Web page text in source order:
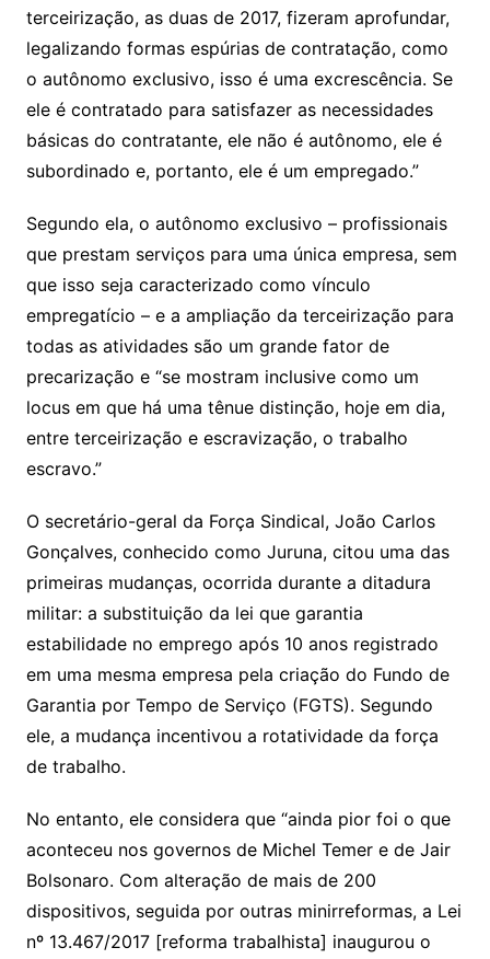
terceirização, as duas de 2017, fizeram aprofundar,
legalizando formas espúrias de contratação, como
o autônomo exclusivo, isso é uma excrescência. Se
ele é contratado para satisfazer as necessidades
básicas do contratante, ele não é autônomo, ele é
subordinado e, portanto, ele é um empregado.”
Segundo ela, o autônomo exclusivo – profissionais
que prestam serviços para uma única empresa, sem
que isso seja caracterizado como vínculo
empregatício – e a ampliação da terceirização para
todas as atividades são um grande fator de
precarização e “se mostram inclusive como um
locus em que há uma tênue distinção, hoje em dia,
entre terceirização e escravização, o trabalho
escravo.”
O secretário-geral da Força Sindical, João Carlos
Gonçalves, conhecido como Juruna, citou uma das
primeiras mudanças, ocorrida durante a ditadura
militar: a substituição da lei que garantia
estabilidade no emprego após 10 anos registrado
em uma mesma empresa pela criação do Fundo de
Garantia por Tempo de Serviço (FGTS). Segundo
ele, a mudança incentivou a rotatividade da força
de trabalho.
No entanto, ele considera que “ainda pior foi o que
aconteceu nos governos de Michel Temer e de Jair
Bolsonaro. Com alteração de mais de 200
dispositivos, seguida por outras minirreformas, a Lei
nº 13.467/2017 [reforma trabalhista] inaugurou o